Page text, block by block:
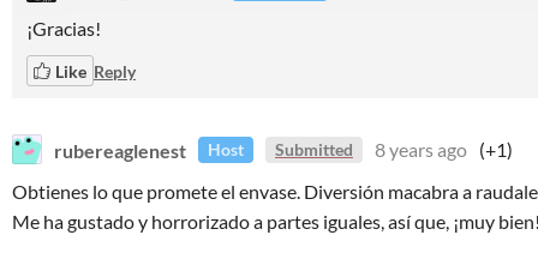
¡Gracias!
Like Reply
rubereaglenest Host Submitted 8 years ago (+1)
Obtienes lo que promete el envase. Diversión macabra a
Me ha gustado y horrorizado a partes iguales, así que, ¡muy